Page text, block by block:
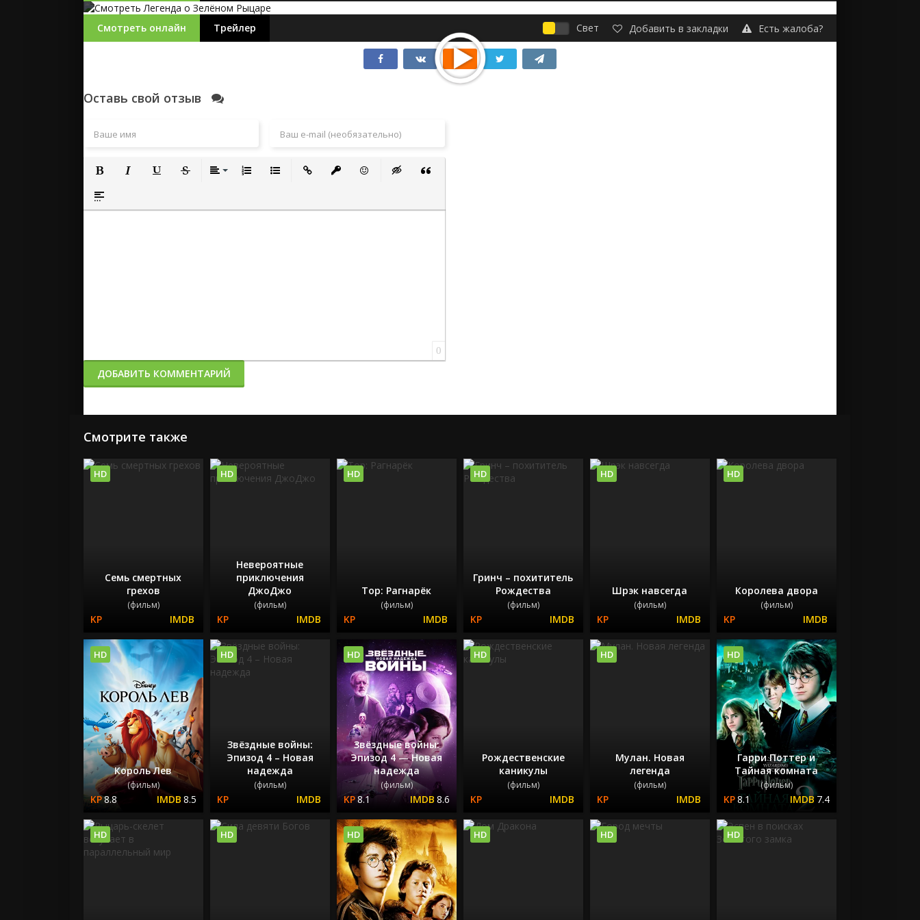
Смотреть онлайн Трейлер Свет Добавить в закладки Есть жалоба?
Оставь свой отзыв
Полужирный
Вставка спойлера
0
ДОБАВИТЬ КОММЕНТАРИЙ
Смотрите также
Семь смертных
грехов
(фильм)
HD
Невероятные
приключения
ДжоДжо
(фильм)
HD
Тор: Рагнарёк
(фильм)
HD
Гринч – похититель
Рождества
(фильм)
HD
Шрэк навсегда
(фильм)
HD
Королева двора
(фильм)
HD
Король Лев
(фильм)
8.8 8.5
HD
Звёздные войны:
Эпизод 4 – Новая
надежда
(фильм)
HD
Звёздные войны:
Эпизод 4 — Новая
надежда
(фильм)
8.1 8.6
HD
Рождественские
каникулы
(фильм)
HD
Мулан. Новая
легенда
(фильм)
HD
Гарри Поттер и
Тайная комната
(фильм)
8.1 7.4
HD
HD HD HD HD HD HD